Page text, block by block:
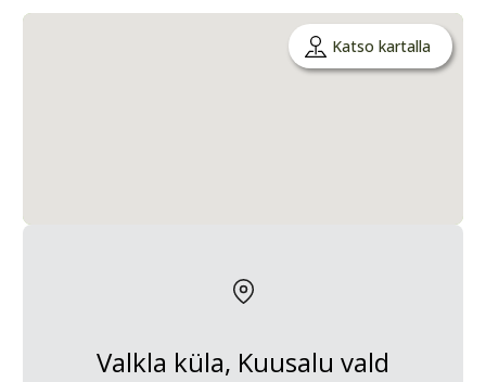
Katso kartalla
Valkla küla, Kuusalu vald